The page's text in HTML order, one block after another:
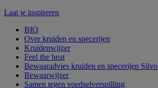
Laat je inspireren
BIO
Over kruiden en specerijen
Kruidenwijzer
Feel the heat
Bewaaradvies kruiden en specerijen Silvo
Bewaarwijzer
Samen tegen voedselverspilling